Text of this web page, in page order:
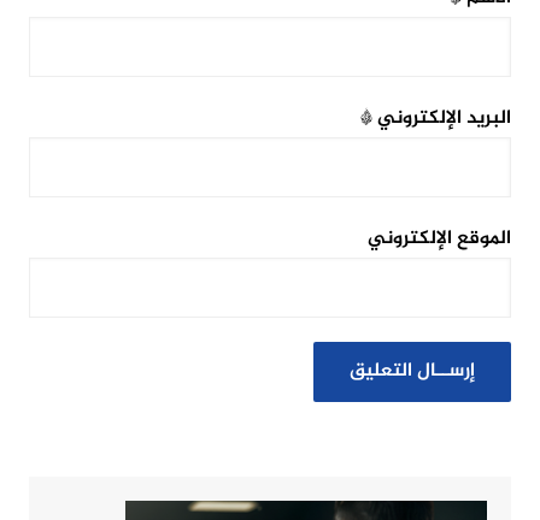
البريد الإلكتروني*
الموقع الإلكتروني